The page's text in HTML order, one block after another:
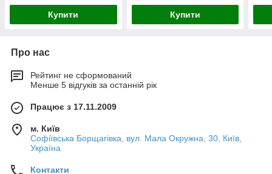
Купити Купити
Про нас
Рейтинг не сформований
Менше 5 відгуків за останній рік
Працює з 17.11.2009
м. Київ
Софіївська Борщагівка, вул. Мала Окружна, 30, Київ,
Україна
Контакти